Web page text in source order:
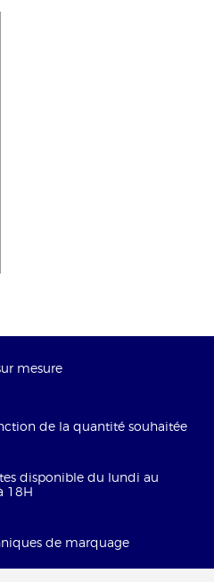
mesure
de la quantité souhaitée
disponible du lundi au
18H
de marquage